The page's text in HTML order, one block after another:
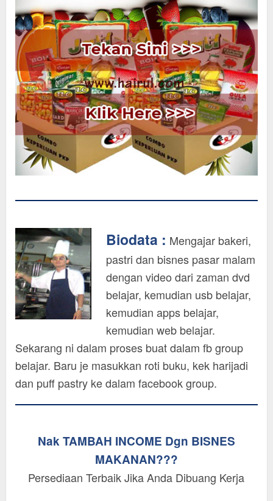
Biodata : Mengajar bakeri,
pastri dan bisnes pasar malam
dengan video dari zaman dvd
belajar, kemudian usb belajar,
kemudian apps belajar,
kemudian web belajar.
Sekarang ni dalam proses buat dalam fb group
belajar. Baru je masukkan roti buku, kek harijadi
dan puff pastry ke dalam facebook group.
Nak TAMBAH INCOME Dgn BISNES
MAKANAN???
Persediaan Terbaik Jika Anda Dibuang Kerja